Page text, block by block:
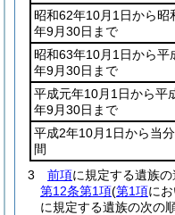
昭和62年10月1日から昭
年9月30日まで
昭和63年10月1日から平
年9月30日まで
平成元年10月1日から平
年9月30日まで
平成2年10月1日から当
間
3 前項に規定する遺族の
第12条第1項(第1項に
に規定する遺族の次の